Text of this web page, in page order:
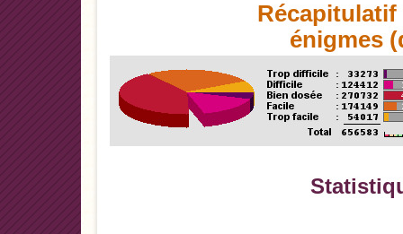
Récapitulatif
énigmes